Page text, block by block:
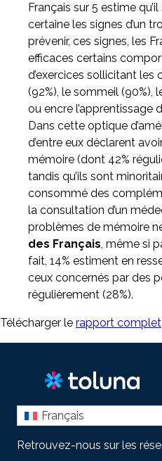
Français sur 5 estime
certaine les signes d’un
prévenir, ces signes, les
efficaces certains
d’exercices sollicitant
(92%), le sommeil (90%),
ou encre l’apprentissage
Dans cette optique
d’entre eux déclarent
mémoire (dont 42%
tandis qu’ils sont
consommé des
la consultation d’un
problèmes de mémoire
des Français, même si
fait, 14% estiment en
ceux concernés par des
régulièrement (28%).
Télécharger le rapport complet
Français
Retrouvez-nous sur les